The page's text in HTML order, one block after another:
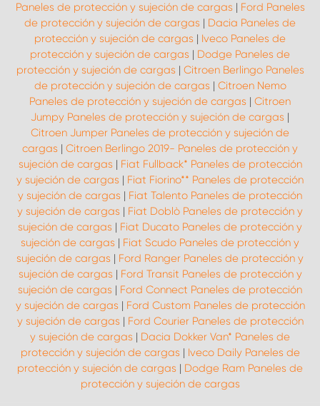
Paneles de protección y sujeción de cargas | Ford Paneles
de protección y sujeción de cargas | Dacia Paneles de
protección y sujeción de cargas | Iveco Paneles de
protección y sujeción de cargas | Dodge Paneles de
protección y sujeción de cargas | Citroen Berlingo Paneles
de protección y sujeción de cargas | Citroen Nemo
Paneles de protección y sujeción de cargas | Citroen
Jumpy Paneles de protección y sujeción de cargas |
Citroen Jumper Paneles de protección y sujeción de
cargas | Citroen Berlingo 2019- Paneles de protección y
sujeción de cargas | Fiat Fullback* Paneles de protección
y sujeción de cargas | Fiat Fiorino** Paneles de protección
y sujeción de cargas | Fiat Talento Paneles de protección
y sujeción de cargas | Fiat Doblò Paneles de protección y
sujeción de cargas | Fiat Ducato Paneles de protección y
sujeción de cargas | Fiat Scudo Paneles de protección y
sujeción de cargas | Ford Ranger Paneles de protección y
sujeción de cargas | Ford Transit Paneles de protección y
sujeción de cargas | Ford Connect Paneles de protección
y sujeción de cargas | Ford Custom Paneles de protección
y sujeción de cargas | Ford Courier Paneles de protección
y sujeción de cargas | Dacia Dokker Van* Paneles de
protección y sujeción de cargas | Iveco Daily Paneles de
protección y sujeción de cargas | Dodge Ram Paneles de
protección y sujeción de cargas